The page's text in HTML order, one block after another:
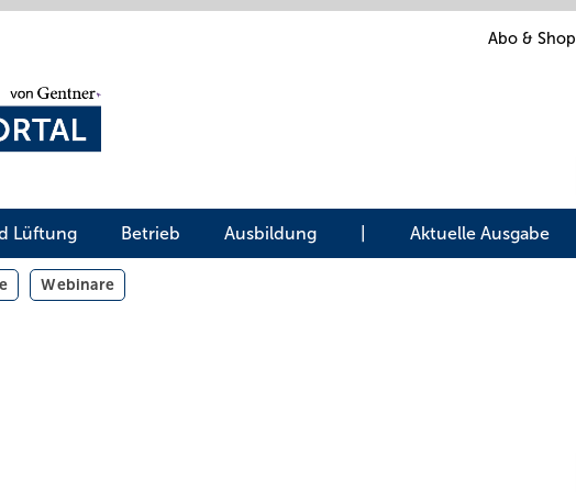
Abo & Shop
Lüftung Betrieb Ausbildung Aktuelle Ausgabe
Webinare